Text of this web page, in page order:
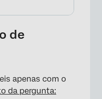
de
apenas com o
da pergunta: